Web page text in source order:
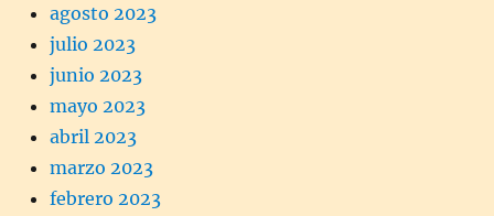
agosto 2023
julio 2023
junio 2023
mayo 2023
abril 2023
marzo 2023
febrero 2023